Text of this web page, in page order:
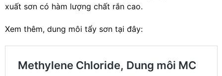
xuất sơn có hàm lượng chất rắn cao.
Xem thêm, dung môi tẩy sơn tại đây: